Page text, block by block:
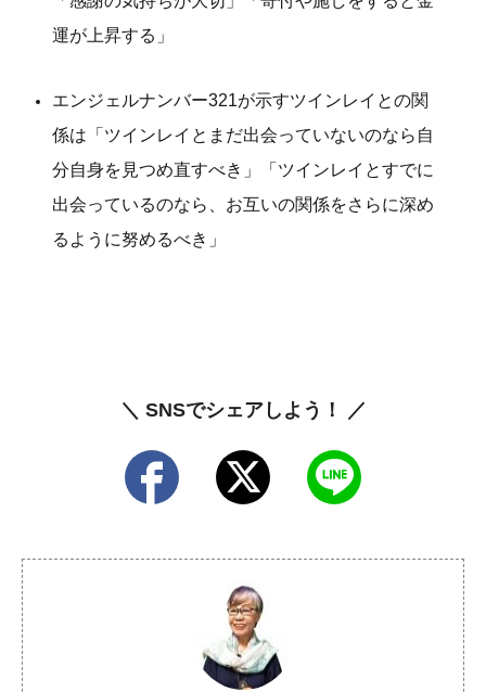
運が上昇する」
エンジェルナンバー321が示すツインレイとの関
係は「ツインレイとまだ出会っていないのなら自
分自身を見つめ直すべき」「ツインレイとすでに
出会っているのなら、お互いの関係をさらに深め
るように努めるべき」
＼ SNSでシェアしよう！ ／